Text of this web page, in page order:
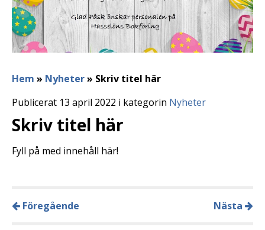
Hem » Nyheter» Skriv titel här
Publicerat 13 april 2022 i kategorin Nyheter
Skriv titel här
Fyll på med innehåll här!
Föregående Nästa